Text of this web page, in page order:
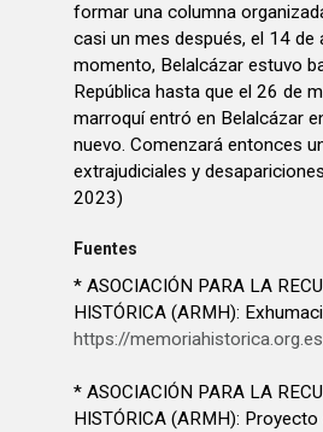
formar una columna
casi un mes después, el 14 de agosto
momento, Belalcázar estuvo
República hasta que el 26 de
marroquí entró en Belalcázar
nuevo. Comenzará entonces
extrajudiciales y
2023)
Fuentes
* ASOCIACIÓN PARA LA
HISTÓRICA (ARMH):
https://
* ASOCIACIÓN PARA LA
HISTÓRICA (ARMH):